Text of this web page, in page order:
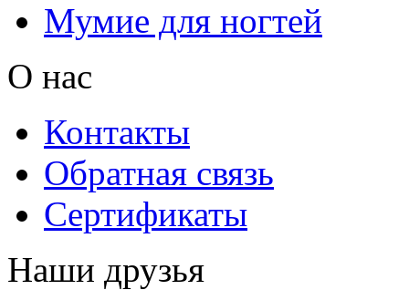
Мумие для ногтей
О нас
Контакты
Обратная связь
Сертификаты
Наши друзья